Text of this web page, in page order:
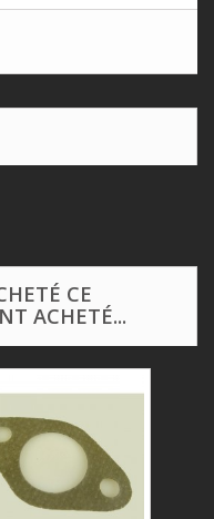
CE
ACHETÉ...